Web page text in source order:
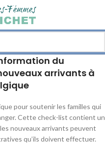
du
arrivants à
pour soutenir les familles qui
Cette check-list contient un
nouveaux arrivants peuvent
qu’ils doivent effectuer.